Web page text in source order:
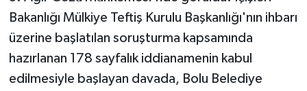
Bakanlığı Mülkiye Teftiş Kurulu Başkanlığı'nın ihbarı
üzerine başlatılan soruşturma kapsamında
hazırlanan 178 sayfalık iddianamenin kabul
edilmesiyle başlayan davada, Bolu Belediye